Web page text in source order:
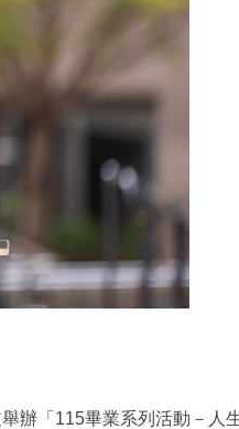
辦「115畢業系列活動－人